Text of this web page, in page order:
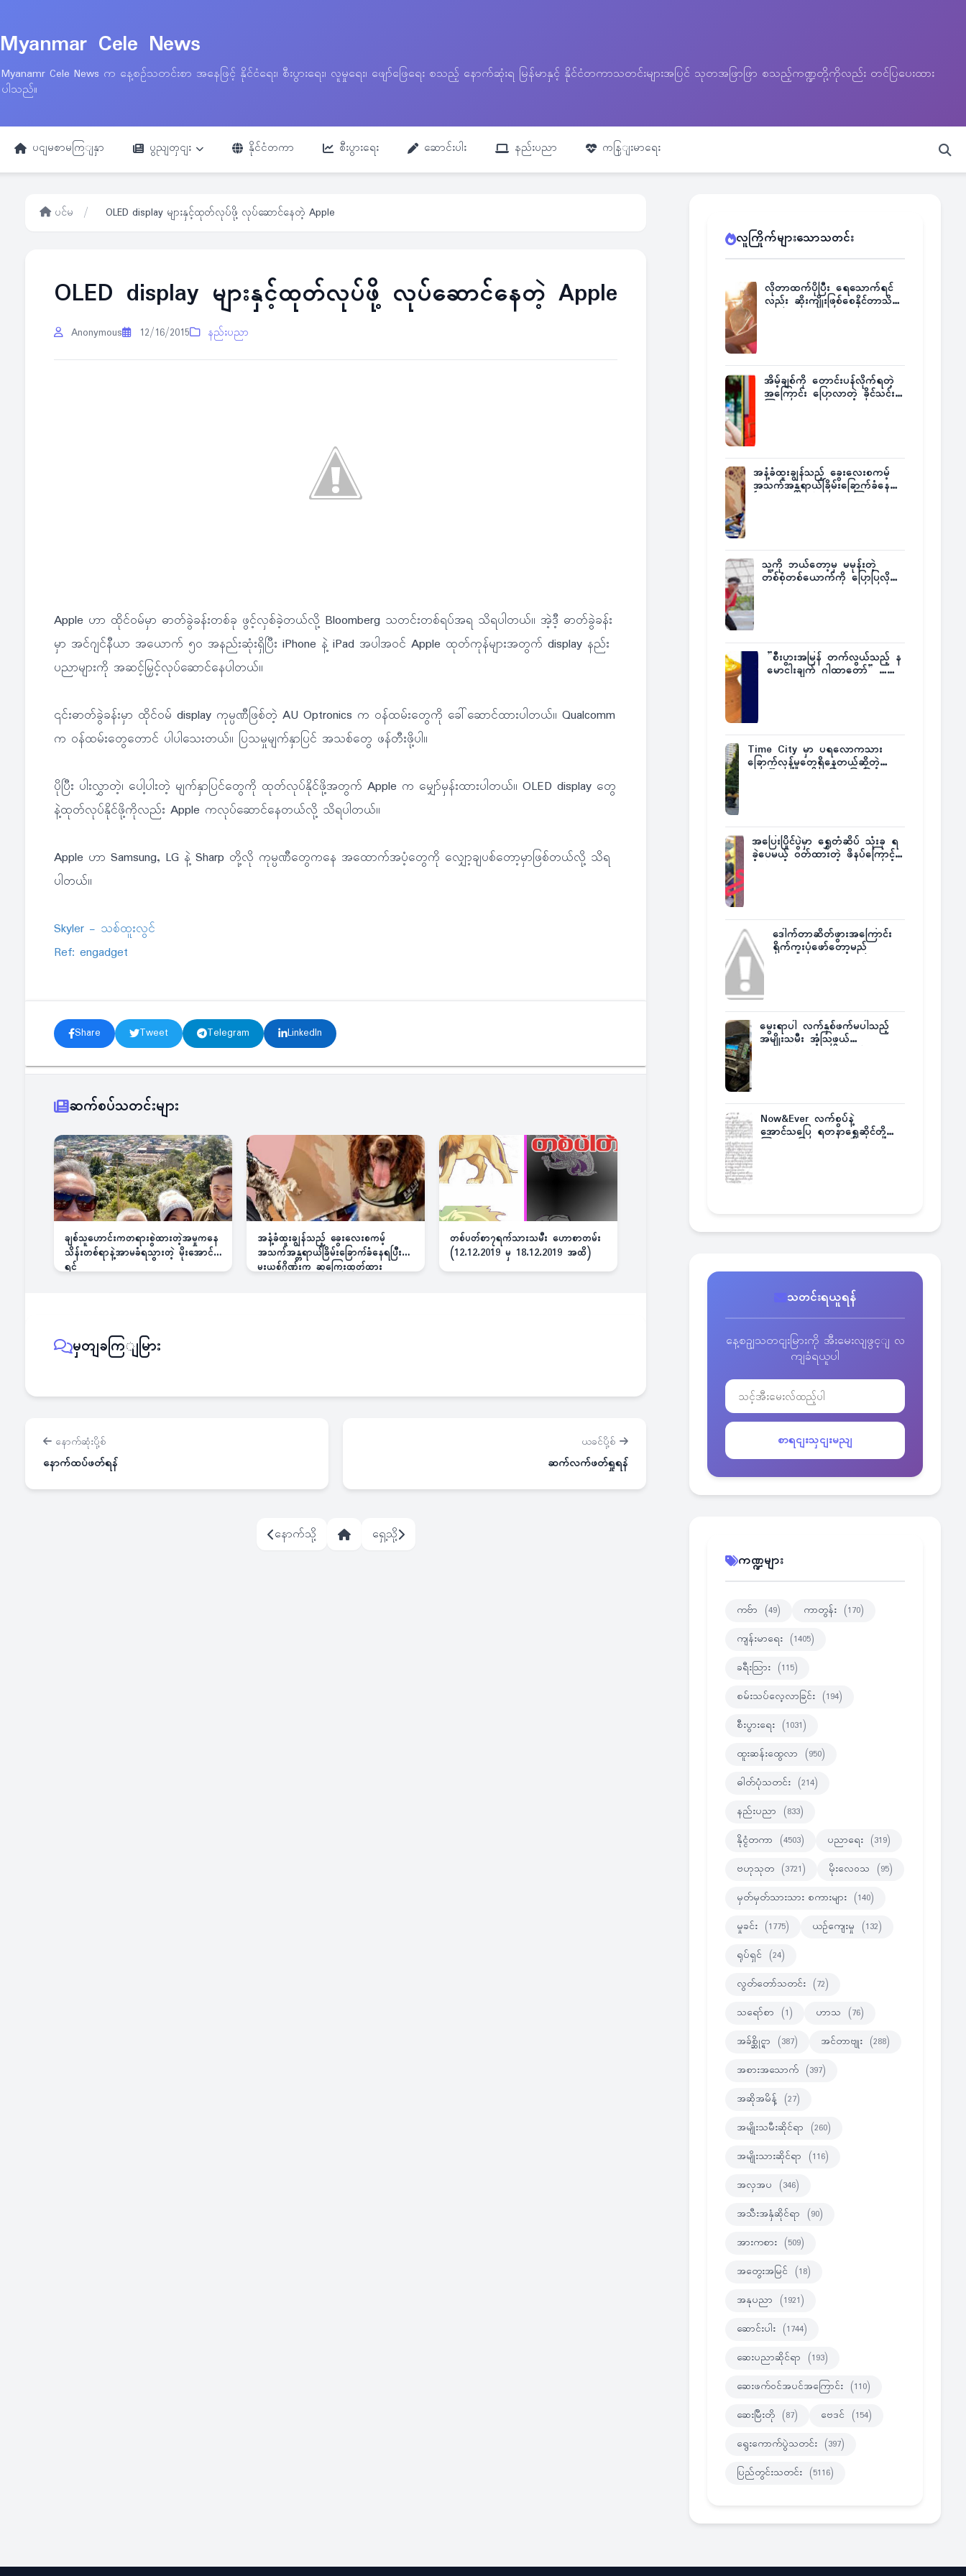
Myanmar Cele News
Myanamr Cele News က နေ့စဉ်သတင်းစာ အနေဖြင့် နိုင်ငံရေး၊ စီးပွားရေး၊ လူမှုရေး၊ ဖျော်ဖြေရေး စသည့် နောက်ဆုံးရ မြန်မာနှင့် နိုင်ငံတကာသတင်းများအပြင် သုတအဖြာဖြာ စသည့်ကဏ္ဍတို့ကိုလည်း တင်ပြပေးထား
ပါသည်။
ပငျမစာမကြျနှာ ပွညျတှငျး နိုင်ငံတကာ စီးပွားရေး ဆောင်းပါး နည်းပညာ ကနြျးမာရေး
ပင်မ / OLED display များနှင့်ထုတ်လုပ်ဖို့ လုပ်ဆောင်နေတဲ့ Apple
OLED display များနှင့်ထုတ်လုပ်ဖို့ လုပ်ဆောင်နေတဲ့ Apple
Anonymous 12/16/2015 နည်းပညာ
Apple ဟာ ထိုင်ဝမ်မှာ ဓာတ်ခွဲခန်းတစ်ခု ဖွင့်လှစ်ခဲ့တယ်လို့ Bloomberg သတင်းတစ်ရပ်အရ သိရပါတယ်။ အဲ့ဒီ့ ဓာတ်ခွဲခန်း
မှာ အင်ဂျင်နီယာ အယောက် ၅၀ အနည်းဆုံးရှိပြီး iPhone နဲ့ iPad အပါအဝင် Apple ထုတ်ကုန်များအတွက် display နည်း
ပညာများကို အဆင့်မြှင့်လုပ်ဆောင်နေပါတယ်။
၎င်းဓာတ်ခွဲခန်းမှာ ထိုင်ဝမ် display ကုမ္ပဏီဖြစ်တဲ့ AU Optronics က ဝန်ထမ်းတွေကို ခေါ်ဆောင်ထားပါတယ်။ Qualcomm
က ဝန်ထမ်းတွေတောင် ပါပါသေးတယ်။ ပြသမှုမျက်နှာပြင် အသစ်တွေ ဖန်တီးဖို့ပါ။
ပိုပြီး ပါးလွှာတဲ့၊ ပေါ့ပါးတဲ့ မျက်နှာပြင်တွေကို ထုတ်လုပ်နိုင်ဖို့အတွက် Apple က မျှော်မှန်းထားပါတယ်။ OLED display တွေ
နဲ့ထုတ်လုပ်နိုင်ဖို့ကိုလည်း Apple ကလုပ်ဆောင်နေတယ်လို့ သိရပါတယ်။
Apple ဟာ Samsung, LG နဲ့ Sharp တို့လို ကုမ္ပဏီတွေကနေ အထောက်အပံ့တွေကို လျှော့ချပစ်တော့မှာဖြစ်တယ်လို့ သိရ
ပါတယ်။
Skyler - သစ်ထူးလွင်
Ref: engadget
Share Tweet Telegram LinkedIn
ဆက်စပ်သတင်းများ
ချစ်သူဟောင်းကတရားစွဲထားတဲ့အမှုကနေ
သိန်းတစ်ရာနဲ့အာမခံရသွားတဲ့ မိုးအောင်
ရင်
အနံ့ခံထူးချွန်သည့် ခွေးလေးစကမ့်
အသက်အန္တရာယ်ခြိမ်းခြောက်ခံနေရပြီး
မူးယစ်ဂိုဏ်းက ဆုကြေးထုတ်ထား
တစ်ပတ်စာ၇ရက်သားသမီး ဟောစာတမ်း
(12.12.2019 မှ 18.12.2019 အထိ)
မှတျခကြျမြား
နောက်ဆုံးပို့စ်
နောက်ထပ်ဖတ်ရန်
ယခင်ပို့စ်
ဆက်လက်ဖတ်ရှုရန်
နောက်သို့ ရှေ့သို့
လူကြိုက်များသောသတင်း
လိုတာထက်ပိုပြီး ရေသောက်ရင်
လည်း ဆိုးကျိုးဖြစ်စေနိုင်တာသိရဲ့
အိမ့်ချစ်ကို တောင်းပန်လိုက်ရတဲ့
အကြောင်း ပြောလာတဲ့ ခိုင်သင်း
အနံ့ခံထူးချွန်သည့် ခွေးလေးစကမ့်
အသက်အန္တရာယ်ခြိမ်းခြောက်ခံနေရ
သူ့ကို ဘယ်တော့မှ မမုန်းတဲ့
တစ်စုံတစ်ယောက်ကို ပြောပြလိုက်
”စီးပွားအမြန် တက်လွယ်သည့် န
မောငါးချက် ဂါထာတော်” ……
Time City မှာ ပရလောကသား
ခြောက်လှန့်မှုတွေရှိနေတယ်ဆိုတဲ့
အပြေးပြိုင်ပွဲမှာ ရွှေတံဆိပ် သုံးခု ရ
ခဲ့ပေမယ့် ဝတ်ထားတဲ့ ဖိနပ်ကြောင့်
ဒေါက်တာဆိတ်ဖွားအကြောင်း
ရိုက်ကူးပုံဖော်တော့မည်
မွေးရာပါ လက်နှစ်ဖက်မပါသည့်
အမျိုးသမီး အံ့သြဖွယ်
Now&Ever လက်စွပ်နဲ့
အောင်သပြေ ရတနာရွှေဆိုင်တို့
သတင်းရယူရန်
နေ့စဥျသတငျးမြားကို အီးမေးလျဖွင့ျ လ
ကျခံရယူပါ
စာရငျးသှငျးမညျ
ကဏ္ဍများ
ကဗ်ာ (49) ကာတွန်း (170)
ကျန်းမာရေး (1405)
ခရီးသြား (115)
စမ်းသပ်လေ့လာခြင်း (194)
စီးပွားရေး (1031)
ထူးဆန်းထွေလာ (950)
ဓါတ်ပုံသတင်း (214)
နည်းပညာ (833)
နိုင္ငံတကာ (4503) ပညာရေး (319)
ဗဟုသုတ (3721) မိုးလေဝသ (95)
မှတ်မှတ်သားသား စကားများ (140)
မှုခင်း (1775) ယဉ်ကျေးမှု (132)
ရုပ်ရှင် (24)
လွတ်တော်သတင်း (72)
သရော်စာ (1) ဟာသ (76)
အခ်စ္ဆိုင္ရာ (387) အင်တာဗျုး (288)
အစားအသောက် (397)
အဆိုအမိန့် (27)
အမျိုးသမီးဆိုင်ရာ (260)
အမျိုးသားဆိုင်ရာ (116)
အလှအပ (346)
အသီးအနှံဆိုင်ရာ (90)
အားကစား (509)
အတွေးအမြင် (18)
အနုပညာ (1921)
ဆောင်းပါး (1744)
ဆေးပညာဆိုင်ရာ (193)
ဆေးဖက်ဝင်အပင်အကြောင်း (110)
ဆေးမြီးတို (87) ဗေဒင် (154)
ရွေးကောက်ပွဲသတင်း (397)
ပြည်တွင်းသတင်း (5116)